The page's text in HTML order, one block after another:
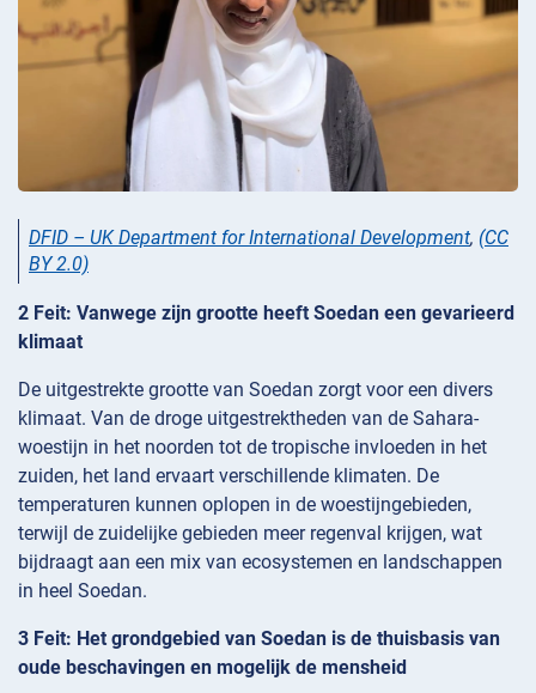
DFID – UK Department for International Development, (CC
BY 2.0)
2 Feit: Vanwege zijn grootte heeft Soedan een gevarieerd
klimaat
De uitgestrekte grootte van Soedan zorgt voor een divers
klimaat. Van de droge uitgestrektheden van de Sahara-
woestijn in het noorden tot de tropische invloeden in het
zuiden, het land ervaart verschillende klimaten. De
temperaturen kunnen oplopen in de woestijngebieden,
terwijl de zuidelijke gebieden meer regenval krijgen, wat
bijdraagt aan een mix van ecosystemen en landschappen
in heel Soedan.
3 Feit: Het grondgebied van Soedan is de thuisbasis van
oude beschavingen en mogelijk de mensheid